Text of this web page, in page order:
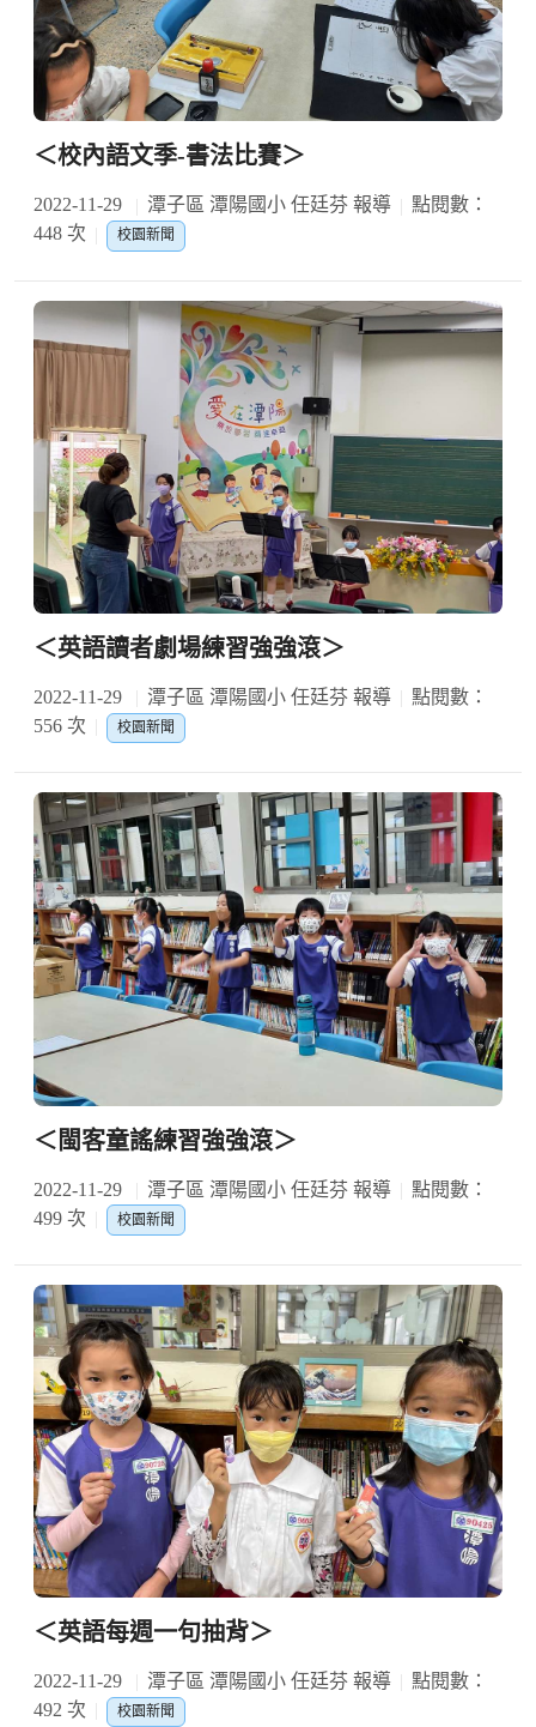
＜校內語文季-書法比賽＞
2022-11-29 潭子區 潭陽國小 任廷芬 報導
點閱數：
448 次
校園新聞
＜英語讀者劇場練習強強滾＞
2022-11-29 潭子區 潭陽國小 任廷芬 報導
點閱數：
556 次
校園新聞
＜閩客童謠練習強強滾＞
2022-11-29 潭子區 潭陽國小 任廷芬 報導
點閱數：
499 次
校園新聞
＜英語每週一句抽背＞
2022-11-29 潭子區 潭陽國小 任廷芬 報導
點閱數：
492 次
校園新聞